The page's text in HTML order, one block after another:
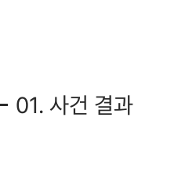
01. 사건 결과